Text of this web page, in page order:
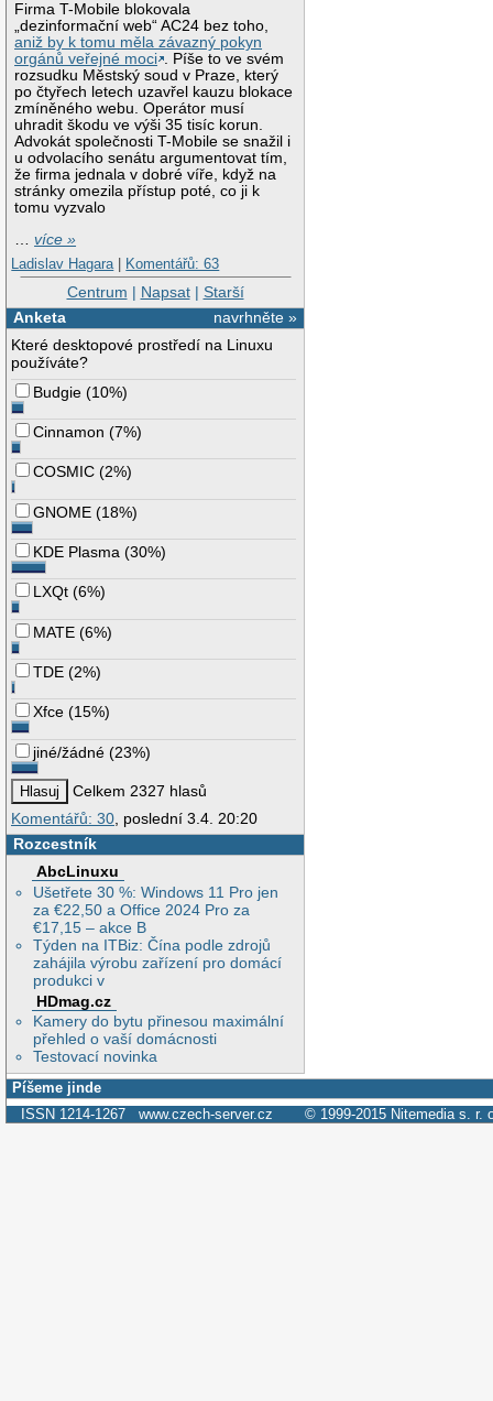
Firma T-Mobile blokovala
„dezinformační web“ AC24 bez toho,
aniž by k tomu měla závazný pokyn
orgánů veřejné moci . Píše to ve svém
rozsudku Městský soud v Praze, který
po čtyřech letech uzavřel kauzu blokace
zmíněného webu. Operátor musí
uhradit škodu ve výši 35 tisíc korun.
Advokát společnosti T-Mobile se snažil i
u odvolacího senátu argumentovat tím,
že firma jednala v dobré víře, když na
stránky omezila přístup poté, co ji k
tomu vyzvalo
…více »
Ladislav Hagara | Komentářů: 63
Centrum | Napsat| Starší
navrhněte »
Anketa
Které desktopové prostředí na Linuxu
používáte?
Budgie (10%)
Cinnamon (7%)
COSMIC (2%)
GNOME (18%)
KDE Plasma (30%)
LXQt (6%)
MATE (6%)
TDE (2%)
Xfce (15%)
jiné/žádné (23%)
Celkem 2327 hlasů
Komentářů: 30, poslední 3.4. 20:20
Rozcestník
AbcLinuxu
Ušetřete 30 %: Windows 11 Pro jen
za €22,50 a Office 2024 Pro za
€17,15 – akce B
Týden na ITBiz: Čína podle zdrojů
zahájila výrobu zařízení pro domácí
produkci v
HDmag.cz
Kamery do bytu přinesou maximální
přehled o vaší domácnosti
Testovací novinka
Píšeme jinde
ISSN 1214-1267 www.czech-server.cz © 1999-2015 Nitemedia s. r.